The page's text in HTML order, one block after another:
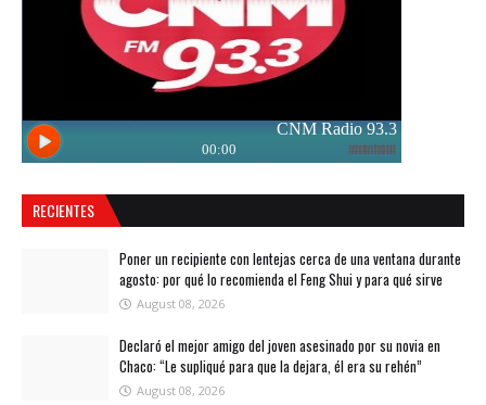
RECIENTES
Poner un recipiente con lentejas cerca de una ventana durante
agosto: por qué lo recomienda el Feng Shui y para qué sirve
August 08, 2026
Declaró el mejor amigo del joven asesinado por su novia en
Chaco: “Le supliqué para que la dejara, él era su rehén”
August 08, 2026